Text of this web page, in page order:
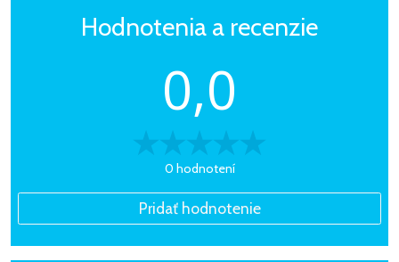
Hodnotenia a recenzie
0,0
0 hodnotení